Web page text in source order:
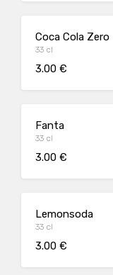
Coca Cola Zero
33 cl
3.00 €
Fanta
33 cl
3.00 €
Lemonsoda
33 cl
3.00 €